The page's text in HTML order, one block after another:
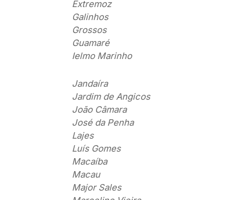
Extremoz
Galinhos
Grossos
Guamaré
Ielmo Marinho
Jandaíra
Jardim de Angicos
João Câmara
José da Penha
Lajes
Luís Gomes
Macaíba
Macau
Major Sales